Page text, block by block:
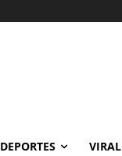
DEPORTES VIRAL